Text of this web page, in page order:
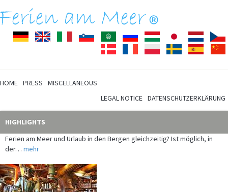
DeutschEnglish ItalianoSlovenščinaArabischPусскийMagyar Japanisch
Dansk
FrançaisPolski SvenskaEspañol
HOME PRESS
MISCELLANEOUS
LEGAL NOTICE DATENSCHUTZERKLÄRUNG
HIGHLIGHTS
Ferien am Meer und Urlaub in den Bergen gleichzeitig? Ist möglich, in